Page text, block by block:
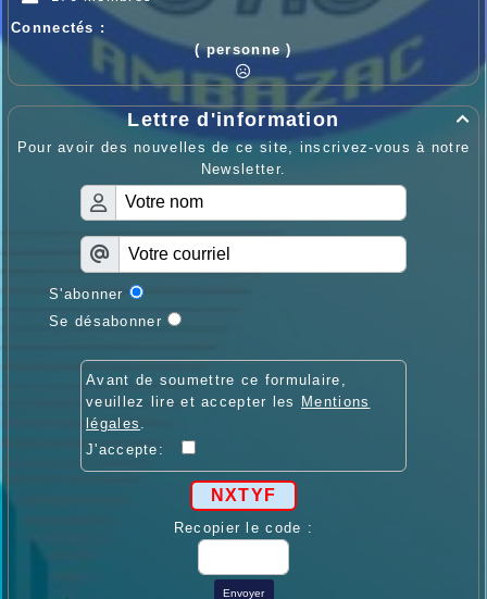
Connectés :
( personne )

Lettre d'information
Pour avoir des nouvelles de ce site, inscrivez-vous à notre
Newsletter.
S'abonner
Se désabonner
Avant de soumettre ce formulaire,
veuillez lire et accepter les Mentions
légales
J'accepte:
NXTYF
Recopier le code :
Envoyer